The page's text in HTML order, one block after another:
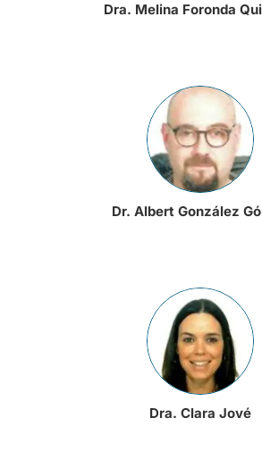
Dra. Melina Foronda
Dr. Albert González
Dra. Clara Jové